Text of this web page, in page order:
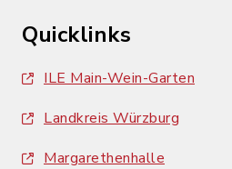
Quicklinks
ILE Main-Wein-Garten
Landkreis Würzburg
Margarethenhalle